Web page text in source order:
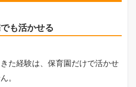
も活かせる
た経験は、保育園だけで活かせ
。